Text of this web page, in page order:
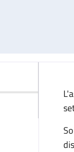
generale